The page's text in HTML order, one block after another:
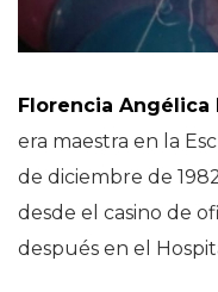
Florencia Angélica
era maestra en la
de diciembre de
desde el casino de
después en el